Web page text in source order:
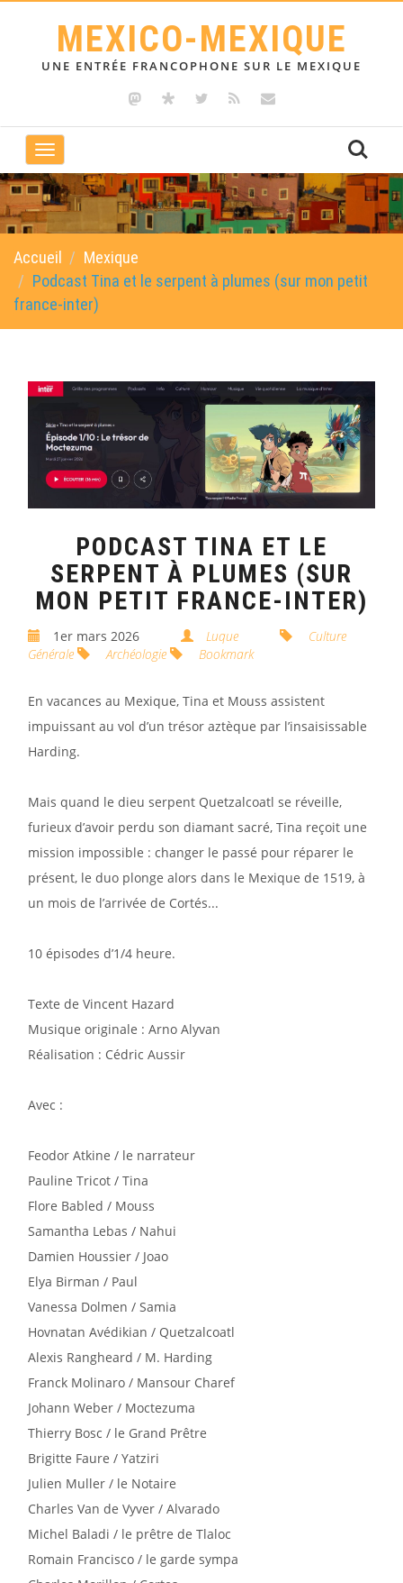
MEXICO-MEXIQUE
UNE ENTRÉE FRANCOPHONE SUR LE MEXIQUE
Toggle
navigation
Accueil
Mexique
Podcast Tina et le serpent à plumes (sur mon petit
france-inter)
PODCAST TINA ET LE
SERPENT À PLUMES (SUR
MON PETIT FRANCE-INTER)
1er mars 2026 Luque
Culture
Générale
Archéologie Bookmark
En vacances au Mexique, Tina et Mouss assistent
impuissant au vol d’un trésor aztèque par l’insaisissable
Harding.
Mais quand le dieu serpent Quetzalcoatl se réveille,
furieux d’avoir perdu son diamant sacré, Tina reçoit une
mission impossible : changer le passé pour réparer le
présent, le duo plonge alors dans le Mexique de 1519, à
un mois de l’arrivée de Cortés...
10 épisodes d’1/4 heure.
Texte de Vincent Hazard
Musique originale : Arno Alyvan
Réalisation : Cédric Aussir
Avec :
Feodor Atkine / le narrateur
Pauline Tricot / Tina
Flore Babled / Mouss
Samantha Lebas / Nahui
Damien Houssier / Joao
Elya Birman / Paul
Vanessa Dolmen / Samia
Hovnatan Avédikian / Quetzalcoatl
Alexis Rangheard / M. Harding
Franck Molinaro / Mansour Charef
Johann Weber / Moctezuma
Thierry Bosc / le Grand Prêtre
Brigitte Faure / Yatziri
Julien Muller / le Notaire
Charles Van de Vyver / Alvarado
Michel Baladi / le prêtre de Tlaloc
Romain Francisco / le garde sympa